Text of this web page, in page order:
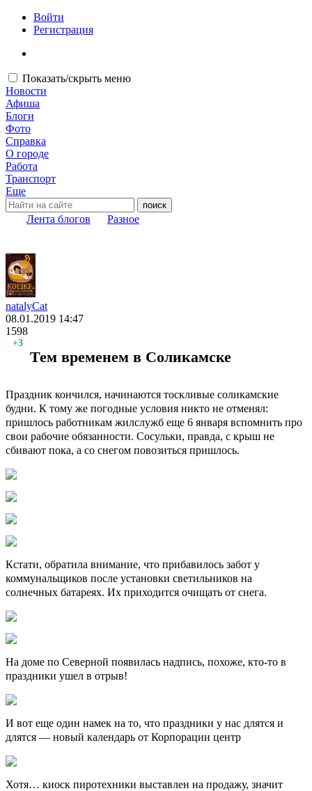
Войти
Регистрация
Показать/скрыть меню
Новости
Афиша
Блоги
Фото
Справка
О городе
Работа
Транспорт
Еще
Лента блогов Разное
natalyCat
08.01.2019 14:47
1598
+3
Тем временем в Соликамске
Праздник кончился, начинаются тоскливые соликамские
будни. К тому же погодные условия никто не отменял:
пришлось работникам жилслужб еще 6 января вспомнить про
свои рабочие обязанности. Сосульки, правда, с крыш не
сбивают пока, а со снегом повозиться пришлось.
Кстати, обратила внимание, что прибавилось забот у
коммунальщиков после установки светильников на
солнечных батареях. Их приходится очищать от снега.
На доме по Северной появилась надпись, похоже, кто-то в
праздники ушел в отрыв!
И вот еще один намек на то, что праздники у нас длятся и
длятся — новый календарь от Корпорации центр
Хотя… киоск пиротехники выставлен на продажу, значит